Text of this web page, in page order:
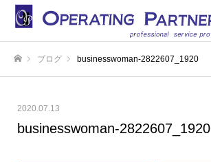
ブログ businesswoman-2822607_1920
2020.07.13
businesswoman-2822607_1920